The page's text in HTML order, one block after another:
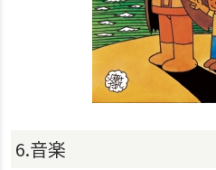
6.音楽